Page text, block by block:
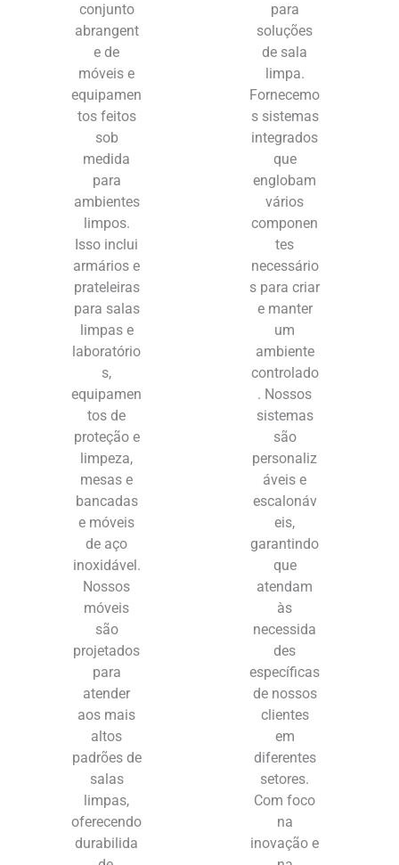
conjunto
abrangent
e de
móveis e
equipamen
tos feitos
sob
medida
para
ambientes
limpos.
Isso inclui
armários e
prateleiras
para salas
limpas e
laboratório
s,
equipamen
tos de
proteção e
limpeza,
mesas e
bancadas
e móveis
de aço
inoxidável.
Nossos
móveis
são
projetados
para
atender
aos mais
altos
padrões de
salas
limpas,
oferecendo
durabilida
para
soluções
de sala
limpa.
Fornecemo
s sistemas
integrados
que
englobam
vários
componen
tes
necessário
s para criar
e manter
um
ambiente
controlado
. Nossos
sistemas
são
personaliz
áveis e
escalonáv
eis,
garantindo
que
atendam
às
necessida
des
específicas
de nossos
clientes
em
diferentes
setores.
Com foco
na
inovação e